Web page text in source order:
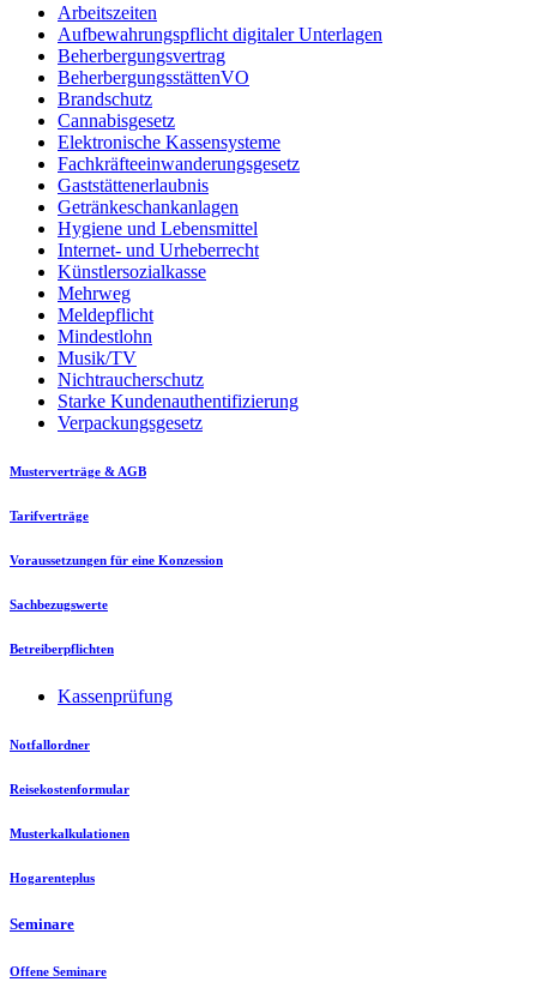
Arbeitszeiten
Aufbewahrungspflicht digitaler Unterlagen
Beherbergungsvertrag
BeherbergungsstättenVO
Brandschutz
Cannabisgesetz
Elektronische Kassensysteme
Fachkräfteeinwanderungsgesetz
Gaststättenerlaubnis
Getränkeschankanlagen
Hygiene und Lebensmittel
Internet- und Urheberrecht
Künstlersozialkasse
Mehrweg
Meldepflicht
Mindestlohn
Musik/TV
Nichtraucherschutz
Starke Kundenauthentifizierung
Verpackungsgesetz
Musterverträge & AGB
Tarifverträge
Voraussetzungen für eine Konzession
Sachbezugswerte
Betreiberpflichten
Kassenprüfung
Notfallordner
Reisekostenformular
Musterkalkulationen
Hogarenteplus
Seminare
Offene Seminare